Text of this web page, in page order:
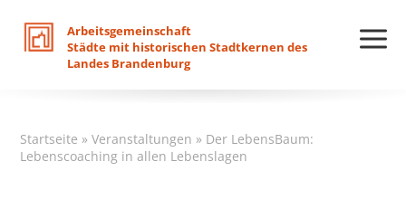
Arbeitsgemeinschaft
Städte mit historischen Stadtkernen des
Landes Brandenburg
Startseite »Veranstaltungen » Der LebensBaum:
Lebenscoaching in allen Lebenslagen